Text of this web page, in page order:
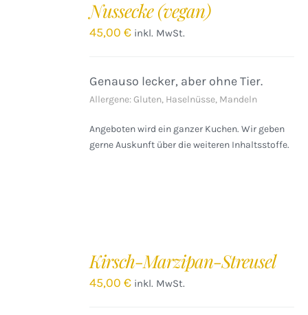
Nussecke (vegan)
45,00€ inkl. MwSt.
Genauso lecker, aber ohne Tier.
Allergene: Gluten, Haselnüsse, Mandeln
Angeboten wird ein ganzer Kuchen. Wir geben
gerne Auskunft über die weiteren Inhaltsstoffe.
Kirsch-Marzipan-Streusel
45,00€ inkl. MwSt.